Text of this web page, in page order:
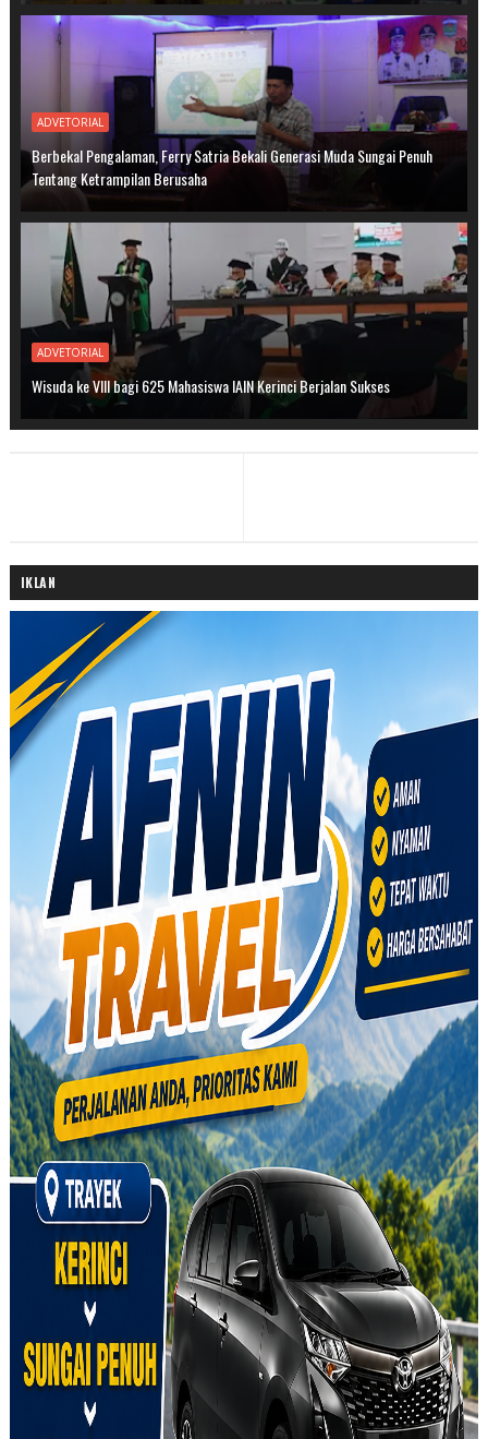
ADVETORIAL
Berbekal Pengalaman, Ferry Satria Bekali Generasi Muda Sungai Penuh
Tentang Ketrampilan Berusaha
ADVETORIAL
Wisuda ke VIII bagi 625 Mahasiswa IAIN Kerinci Berjalan Sukses
IKLAN